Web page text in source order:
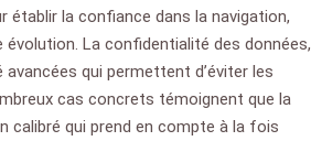
établir la confiance dans la navigation,
La confidentialité des données,
qui permettent d’éviter les
cas concrets témoignent que la
calibré qui prend en compte à la fois